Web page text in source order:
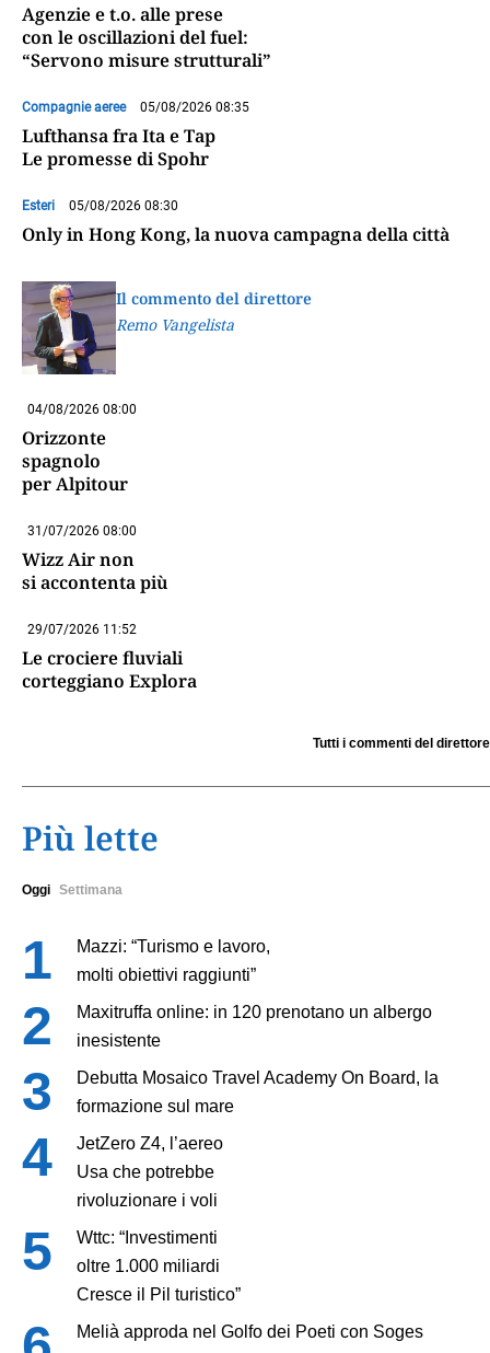
Agenzie e t.o. alle prese
con le oscillazioni del fuel:
“Servono misure strutturali”
Compagnie aeree 05/08/2026 08:35
Lufthansa fra Ita e Tap
Le promesse di Spohr
Esteri 05/08/2026 08:30
Only in Hong Kong, la nuova campagna della città
Il commento del direttore
Remo Vangelista
04/08/2026 08:00
Orizzonte
spagnolo
per Alpitour
31/07/2026 08:00
Wizz Air non
si accontenta più
29/07/2026 11:52
Le crociere fluviali
corteggiano Explora
Tutti i commenti del direttore
Più lette
Oggi Settimana
Mazzi: “Turismo e lavoro,
molti obiettivi raggiunti”
Maxitruffa online: in 120 prenotano un albergo
inesistente
Debutta Mosaico Travel Academy On Board, la
formazione sul mare
JetZero Z4, l’aereo
Usa che potrebbe
rivoluzionare i voli
Wttc: “Investimenti
oltre 1.000 miliardi
Cresce il Pil turistico”
Melià approda nel Golfo dei Poeti con Soges